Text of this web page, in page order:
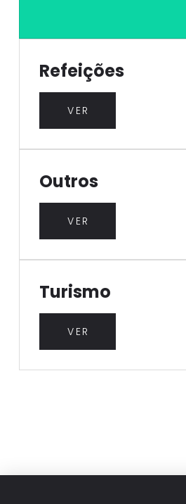
Refeições
VER
Outros
VER
Turismo
VER